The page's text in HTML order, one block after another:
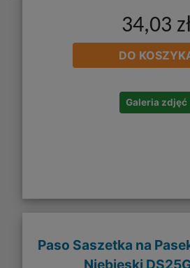
34,03
DO
Galeria zdjęć
Paso Saszetka na
Niebieski